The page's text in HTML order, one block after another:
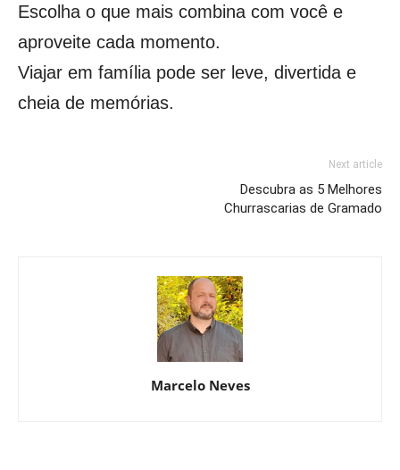
Escolha o que mais combina com você e
aproveite cada momento.
Viajar em família pode ser leve, divertida e
cheia de memórias.
Next article
Descubra as 5 Melhores
Churrascarias de Gramado
Marcelo Neves